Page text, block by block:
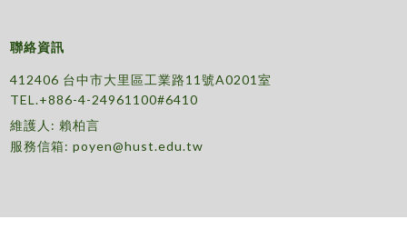
聯絡資訊
412406 台中市大里區工業路11號A0201室
TEL.+886-4-24961100#6410
維護人: 賴柏言
服務信箱:poyen@hust.edu.tw